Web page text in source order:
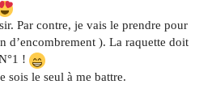
Par contre, je vais le prendre pour
d’encombrement ). La raquette doit
!
sois le seul à me battre.